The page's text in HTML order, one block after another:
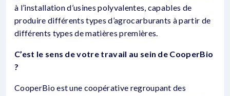
à l’installation d’usines polyvalentes, capables de
produire différents types d’agrocarburants à partir de
différents types de matières premières.
C’est le sens de votre travail au sein de CooperBio
?
CooperBio est une coopérative regroupant des